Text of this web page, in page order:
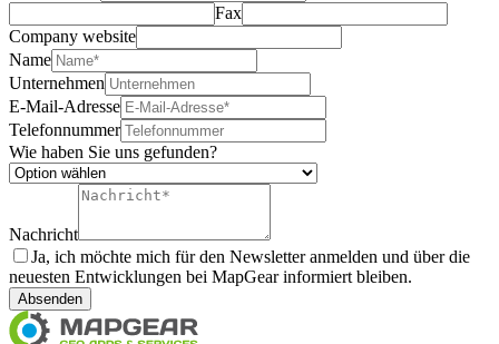
Fax
Company website
Name
Unternehmen
E-Mail-Adresse
Telefonnummer
Wie haben Sie uns gefunden?
Nachricht
Ja, ich möchte mich für den Newsletter anmelden und über die
neuesten Entwicklungen bei MapGear informiert bleiben.
Absenden